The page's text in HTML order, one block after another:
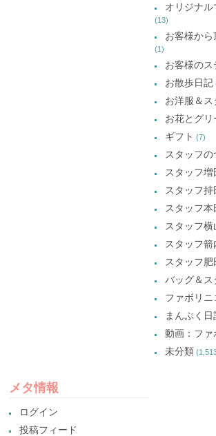
オリジナ
(13)
お客様か
(1)
お客様のス
お散歩日記
お洋服＆
お花とグリ
ギフト (7)
スタッフの
スタッフ増
スタッフ持
スタッフ本
スタッフ横
スタッフ箭
スタッフ肥
バッグ＆ス
ファボリニ
まんぷく日
動画：ファ
未分類
メタ情報
ログイン
投稿フィード